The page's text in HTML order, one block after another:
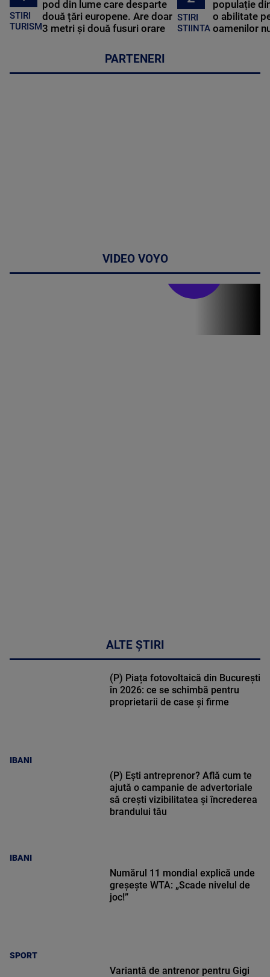
STIRI
TURISM
pod din lume care desparte
două țări europene. Are doar
3 metri și două fusuri orare
STIRI
STIINTA
populație
o abilitate
oamenilor
PARTENERI
VIDEO VOYO
ALTE ȘTIRI
IBANI
(P) Piața fotovoltaică din București
în 2026: ce se schimbă pentru
proprietarii de case și firme
IBANI
(P) Ești antreprenor? Află cum te
ajută o campanie de advertoriale
să crești vizibilitatea și încrederea
brandului tău
SPORT
Numărul 11 mondial explică unde
greșește WTA: „Scade nivelul de
joc!”
Variantă de antrenor pentru Gigi